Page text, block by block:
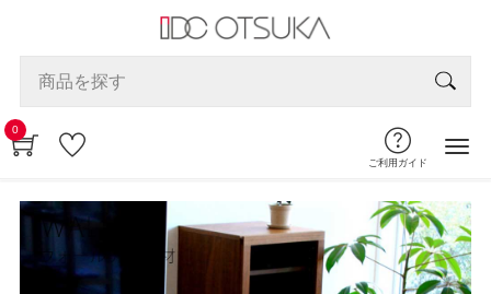
0
ご利用ガイド